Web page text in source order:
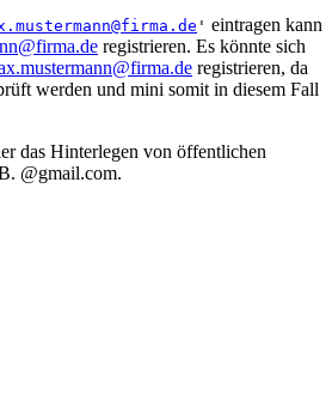
' eintragen kann
registrieren. Es könnte sich
registrieren, da
werden und mini somit in diesem Fall
das Hinterlegen von öffentlichen
@gmail.com.